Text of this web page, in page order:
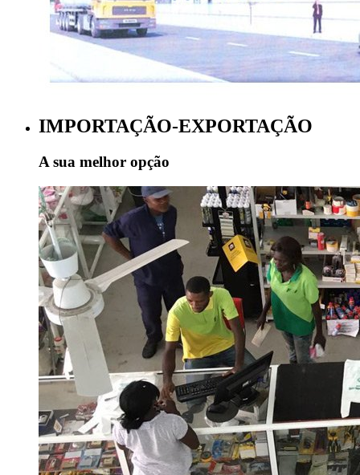
IMPORTAÇÃO-EXPORTAÇÃO
A sua melhor opção